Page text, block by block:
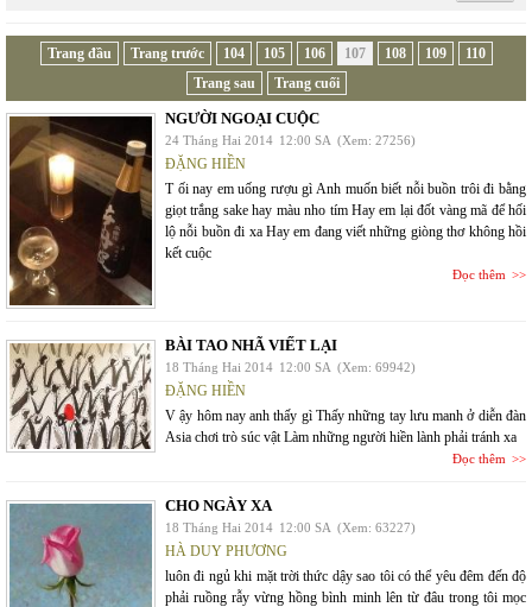
Trang đầu Trang trước 104 105 106 107 108 109
110
Trang sau
Trang cuối
NGƯỜI NGOẠI CUỘC
24 Tháng Hai 2014 12:00 SA (Xem: 27256)
ĐẶNG HIỀN
T ối nay em uống rượu gì Anh muốn biết nỗi buồn trôi đi bằng
giọt trắng sake hay màu nho tím Hay em lại đốt vàng mã để hối
lộ nỗi buồn đi xa Hay em đang viết những giòng thơ không hồi
kết cuộc
Đọc thêm
BÀI TAO NHÃ VIẾT LẠI
18 Tháng Hai 2014 12:00 SA (Xem: 69942)
ĐẶNG HIỀN
V ậy hôm nay anh thấy gì Thấy những tay lưu manh ở diễn đàn
Asia chơi trò súc vật Làm những người hiền lành phải tránh xa
Đọc thêm
CHO NGÀY XA
18 Tháng Hai 2014 12:00 SA (Xem: 63227)
HÀ DUY PHƯƠNG
luôn đi ngủ khi mặt trời thức dậy sao tôi có thể yêu đêm đến độ
phải ruồng rẫy vừng hồng bình minh lên từ đâu trong tôi mọc